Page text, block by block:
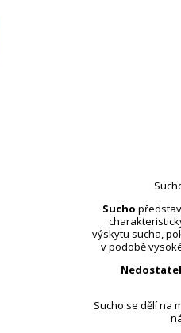
Sucho
výskytu sucha,
v podobě
Sucho se dělí na